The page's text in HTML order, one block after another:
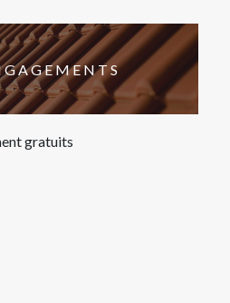
gratuits